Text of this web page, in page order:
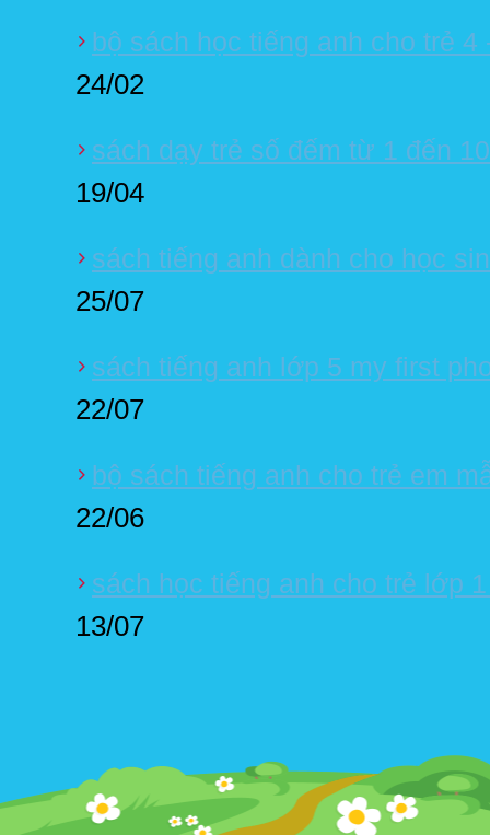
bộ sách học tiếng anh cho trẻ
24/02
sách dạy trẻ số đếm từ 1 đến
19/04
sách tiếng anh dành cho học
25/07
sách tiếng anh lớp 5 my first
22/07
bộ sách tiếng anh cho trẻ em
22/06
sách học tiếng anh cho trẻ lớp
13/07